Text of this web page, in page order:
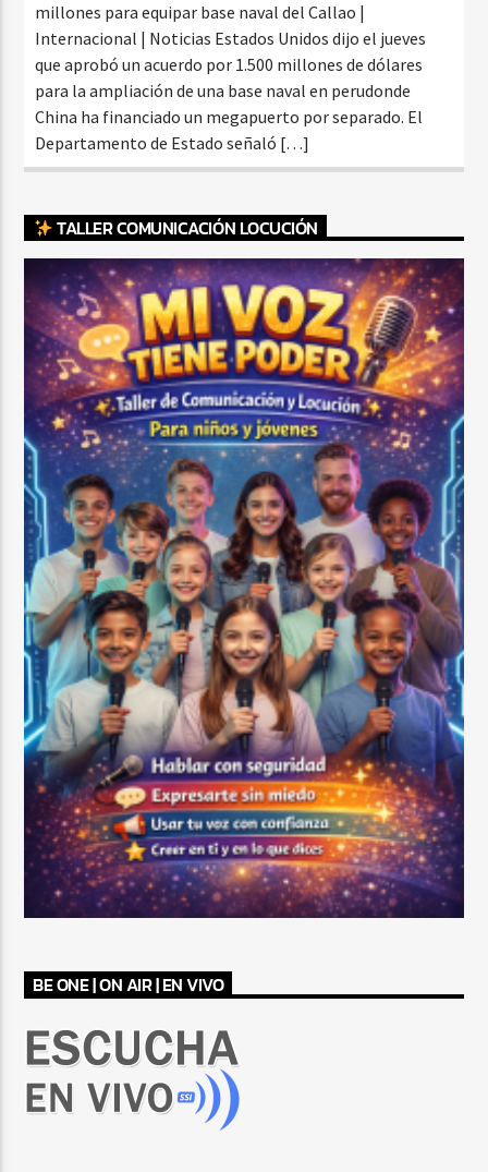
millones para equipar base naval del Callao |
Internacional | Noticias Estados Unidos dijo el jueves
que aprobó un acuerdo por 1.500 millones de dólares
para la ampliación de una base naval en perudonde
China ha financiado un megapuerto por separado. El
Departamento de Estado señaló […]
TALLER COMUNICACIÓN LOCUCIÓN
BE ONE | ON AIR | EN VIVO